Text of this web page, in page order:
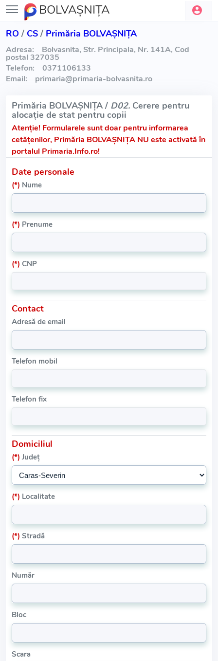
BOLVAŞNIŢA
RO / CS / Primăria BOLVAŞNIŢA
Adresa: Bolvasnita, Str. Principala, Nr. 141A, Cod
postal 327035
Telefon:
0371106133
Email:
primaria@primaria-bolvasnita.ro
Primăria BOLVAŞNIŢA / D02. Cerere pentru
alocație de stat pentru copii
Atenție! Formularele sunt doar pentru informarea
cetățenilor, Primăria BOLVAŞNIŢA NU este activată în
portalul Primaria.Info.ro!
Date personale
(*) Nume
(*) Prenume
(*) CNP
Contact
Adresă de email
Telefon mobil
Telefon fix
Domiciliul
(*) Județ
(*) Localitate
(*) Stradă
Număr
Bloc
Scara